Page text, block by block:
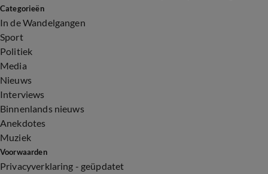
Categorieën
In de Wandelgangen
Sport
Politiek
Media
Nieuws
Interviews
Binnenlands nieuws
Anekdotes
Muziek
Voorwaarden
Privacyverklaring - geüpdatet